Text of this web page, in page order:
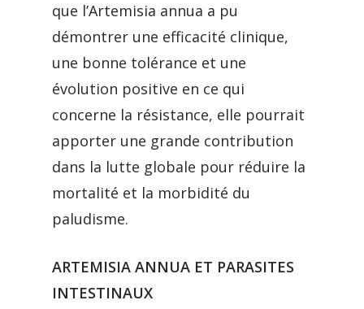
que l’Artemisia annua a pu
démontrer une efficacité clinique,
une bonne tolérance et une
évolution positive en ce qui
concerne la résistance, elle pourrait
apporter une grande contribution
dans la lutte globale pour réduire la
mortalité et la morbidité du
paludisme.
ARTEMISIA ANNUA ET PARASITES
INTESTINAUX